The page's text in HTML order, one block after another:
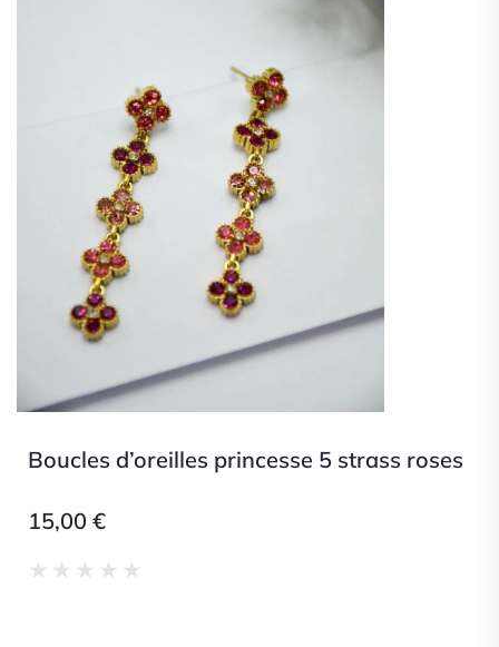
Boucles d’oreilles princesse 5 strass roses
15,00 €
★ ★ ★ ★ ★